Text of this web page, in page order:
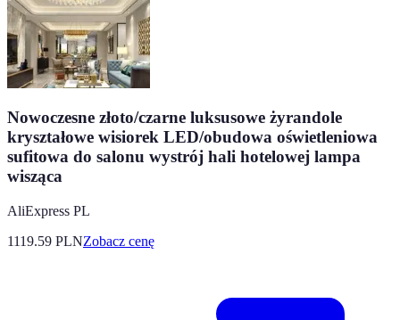
Nowoczesne złoto/czarne luksusowe żyrandole
kryształowe wisiorek LED/obudowa oświetleniowa
sufitowa do salonu wystrój hali hotelowej lampa
wisząca
AliExpress PL
1119.59 PLNZobacz cenę